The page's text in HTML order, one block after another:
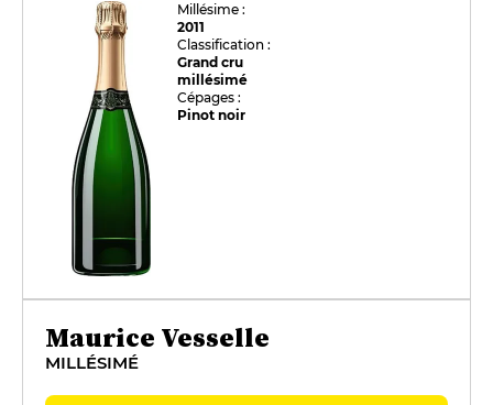
Millésime :
2011
Classification :
Grand cru
millésimé
Cépages :
Pinot noir
Maurice Vesselle
MILLÉSIMÉ